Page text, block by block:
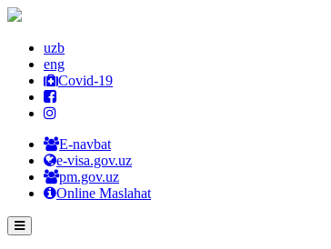
uzb
eng
Covid-19
E-navbat
e-visa.gov.uz
pm.gov.uz
Online Maslahat